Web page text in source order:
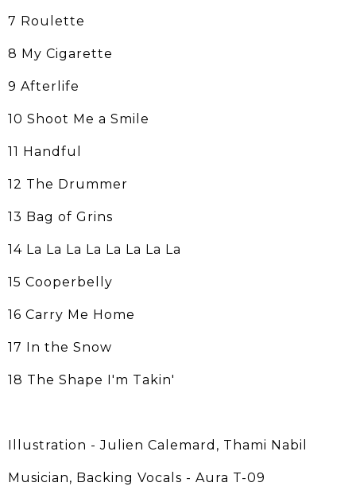
7 Roulette
8 My Cigarette
9 Afterlife
10 Shoot Me a Smile
11 Handful
12 The Drummer
13 Bag of Grins
14 La La La La La La La La
15 Cooperbelly
16 Carry Me Home
17 In the Snow
18 The Shape I'm Takin'
Illustration - Julien Calemard, Thami Nabil
Musician, Backing Vocals - Aura T-09